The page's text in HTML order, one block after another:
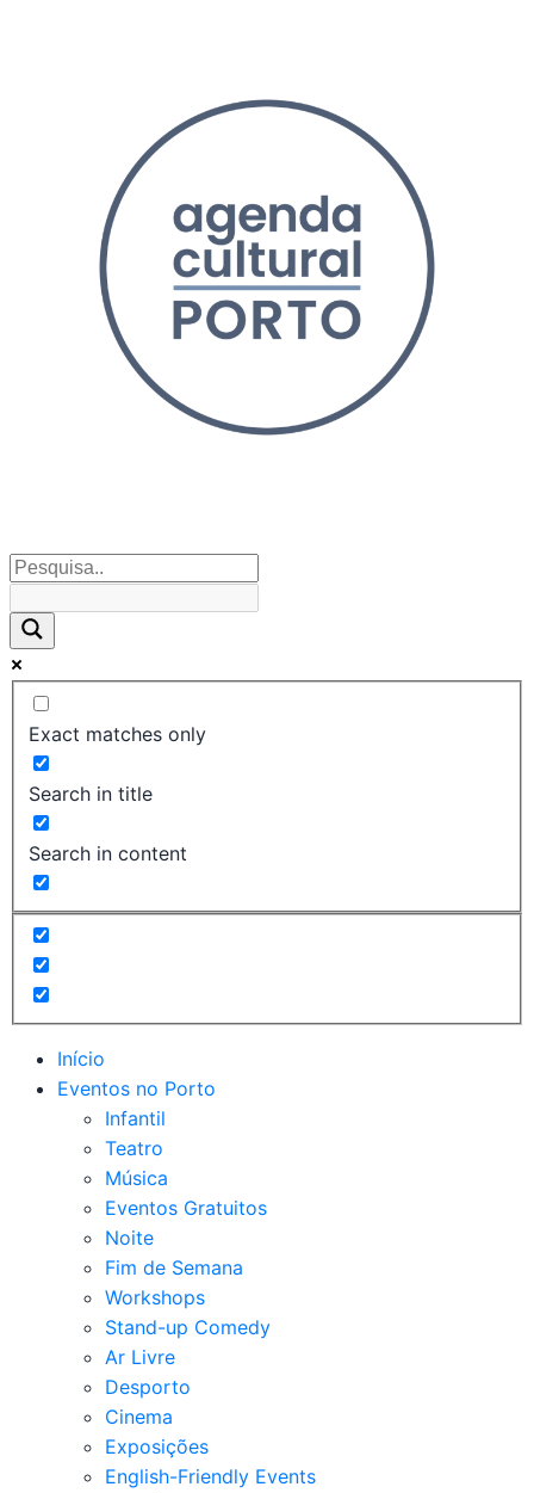
Exact matches only
Search in title
Search in content
Início
Eventos no Porto
Infantil
Teatro
Música
Eventos Gratuitos
Noite
Fim de Semana
Workshops
Stand-up Comedy
Ar Livre
Desporto
Cinema
Exposições
English-Friendly Events